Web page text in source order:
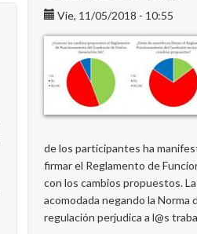
Vie, 11/05/2018 - 10:55
de los participantes ha
firmar el Reglamento de
con los cambios propuestos.
acomodada negando la Norma
regulación perjudica a l@s